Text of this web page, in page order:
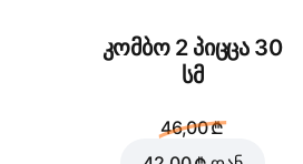
კომბო 2 პიცცა 30
სმ
46,00 ₾